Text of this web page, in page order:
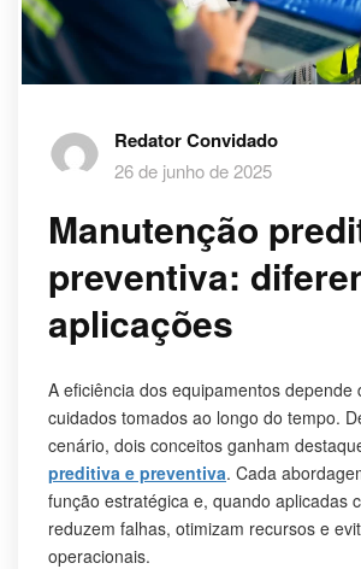
Redator Convidado
26 de junho de 2025
Manutenção
preventiva:
aplicações
A eficiência dos equipamentos depende
cuidados tomados ao longo do tempo.
cenário, dois conceitos ganham
preditiva e preventiva. Cada
função estratégica e, quando aplicadas
reduzem falhas, otimizam recursos e
operacionais.